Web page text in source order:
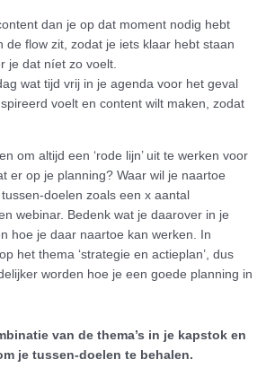
dan je op dat moment nodig hebt
de flow zit, zodat je iets klaar hebt staan
je dat níet zo voelt.
wat tijd vrij in je agenda voor het geval
voelt en content wilt maken, zodat
om altijd een ‘rode lijn’ uit te werken voor
er op je planning? Waar wil je naartoe
doelen zoals een x aantal
webinar. Bedenk wat je daarover in je
hoe je daar naartoe kan werken. In
het thema ‘strategie en actieplan’, dus
worden hoe je een goede planning in
van de thema’s in je kapstok en
je tussen-doelen te behalen.